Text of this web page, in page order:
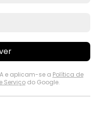
e aplicam-se a Política de
Serviçodo Google.